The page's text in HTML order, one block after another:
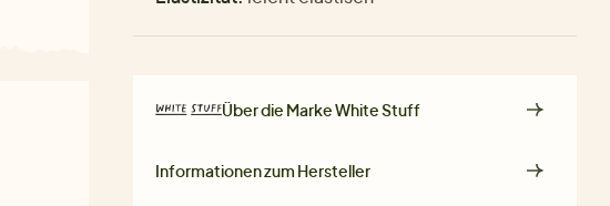
Über die MarkeWhite Stuff
Informationen zum Hersteller